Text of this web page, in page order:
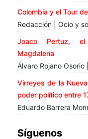
Colombia y el Tour
Redacción | Ocio y
Joaco Pertuz,
Magdalena
Álvaro Rojano
Virreyes de la
poder político entre
Eduardo Barrera
Síguenos